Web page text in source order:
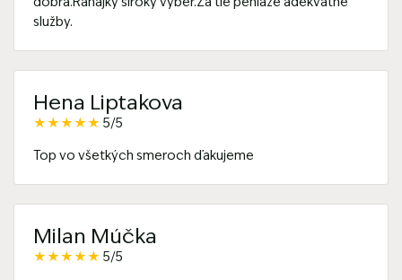
služby.
Hena Liptakova
★★★★★ 5/5
Top vo všetkých smeroch ďakujeme
Milan Múčka
★★★★★ 5/5